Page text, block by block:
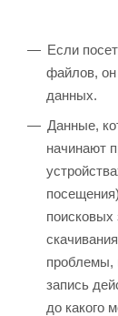
Если
файлов, он
данных.
Данные,
начинают
поисковых
проблемы,
запись
до какого